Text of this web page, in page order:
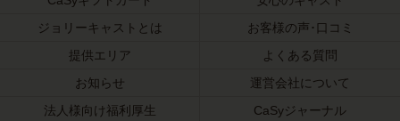
ジョリーキャストとは
お客様の声･口コミ
提供エリア
よくある質問
お知らせ
運営会社について
法人様向け福利厚生
CaSyジャーナル